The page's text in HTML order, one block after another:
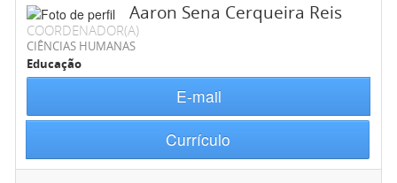
Aaron Sena Cerqueira Reis
COORDENADOR(A)
CIÊNCIAS HUMANAS
Educação
E-mail
Currículo